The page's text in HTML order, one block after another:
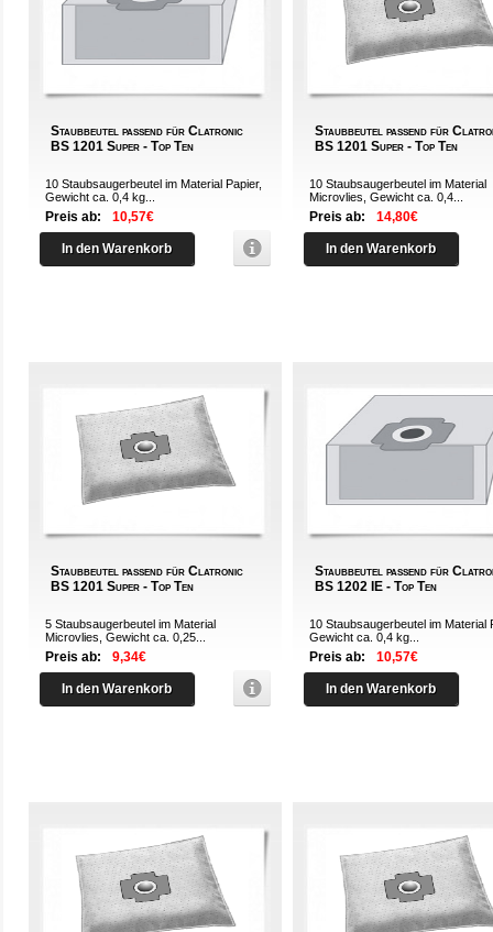
Staubbeutel passend für Clatronic
BS 1201 Super - Top Ten
10 Staubsaugerbeutel im Material Papier,
Gewicht ca. 0,4 kg...
Preis ab: 10,57€
In den Warenkorb
Staubbeutel passend für
BS 1201 Super - Top Ten
10 Staubsaugerbeutel im Material
Microvlies, Gewicht ca. 0,4...
Preis ab: 14,80€
In den Warenkorb
Staubbeutel passend für Clatronic
BS 1201 Super - Top Ten
5 Staubsaugerbeutel im Material
Microvlies, Gewicht ca. 0,25...
Preis ab: 9,34€
In den Warenkorb
Staubbeutel passend für
BS 1202 IE - Top Ten
10 Staubsaugerbeutel im Material
Gewicht ca. 0,4 kg...
Preis ab: 10,57€
In den Warenkorb